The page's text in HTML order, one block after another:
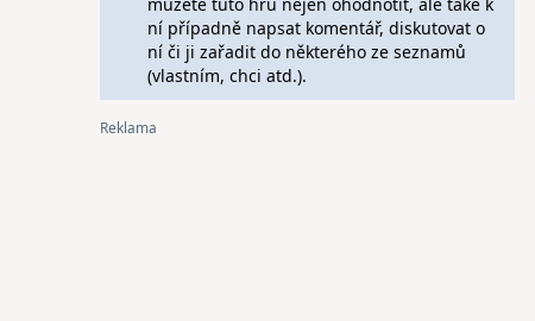
ní případně napsat komentář, diskutovat o
ní či ji zařadit do některého ze seznamů
(vlastním, chci atd.).